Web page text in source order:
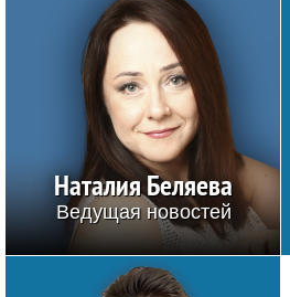
Наталия Беляева
Ведущая новостей